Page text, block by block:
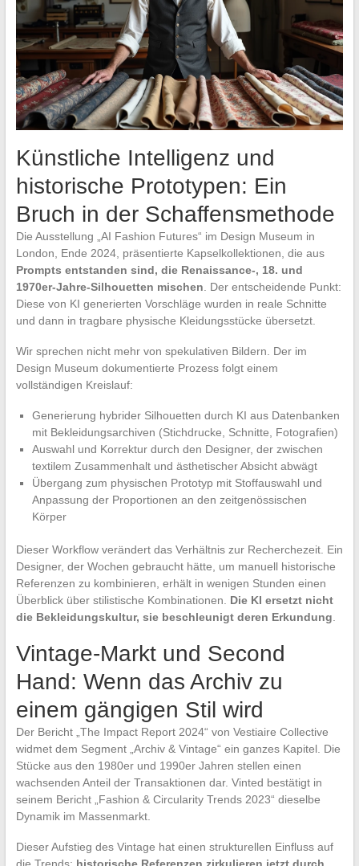
Künstliche Intelligenz und
historische Prototypen: Ein
Bruch in der Schaffensmethode
Die Ausstellung „AI Fashion Futures“ im Design Museum in
London, Ende 2024, präsentierte Kapselkollektionen, die aus
Prompts entstanden sind, die Renaissance-, 18. und
1970er-Jahre-Silhouetten mischen . Der entscheidende Punkt:
Diese von KI generierten Vorschläge wurden in reale Schnitte
und dann in tragbare physische Kleidungsstücke übersetzt.
Wir sprechen nicht mehr von spekulativen Bildern. Der im
Design Museum dokumentierte Prozess folgt einem
vollständigen Kreislauf:
Generierung hybrider Silhouetten durch KI aus Datenbanken
mit Bekleidungsarchiven (Stichdrucke, Schnitte, Fotografien)
Auswahl und Korrektur durch den Designer, der zwischen
textilem Zusammenhalt und ästhetischer Absicht abwägt
Übergang zum physischen Prototyp mit Stoffauswahl und
Anpassung der Proportionen an den zeitgenössischen
Körper
Dieser Workflow verändert das Verhältnis zur Recherchezeit. Ein
Designer, der Wochen gebraucht hätte, um manuell historische
Referenzen zu kombinieren, erhält in wenigen Stunden einen
Überblick über stilistische Kombinationen. Die KI ersetzt nicht
die Bekleidungskultur, sie beschleunigt deren Erkundung
Vintage-Markt und Second
Hand: Wenn das Archiv zu
einem gängigen Stil wird
Der Bericht „The Impact Report 2024“ von Vestiaire Collective
widmet dem Segment „Archiv & Vintage“ ein ganzes Kapitel. Die
Stücke aus den 1980er und 1990er Jahren stellen einen
wachsenden Anteil der Transaktionen dar. Vinted bestätigt in
seinem Bericht „Fashion & Circularity Trends 2023“ dieselbe
Dynamik im Massenmarkt.
Dieser Aufstieg des Vintage hat einen strukturellen Einfluss auf